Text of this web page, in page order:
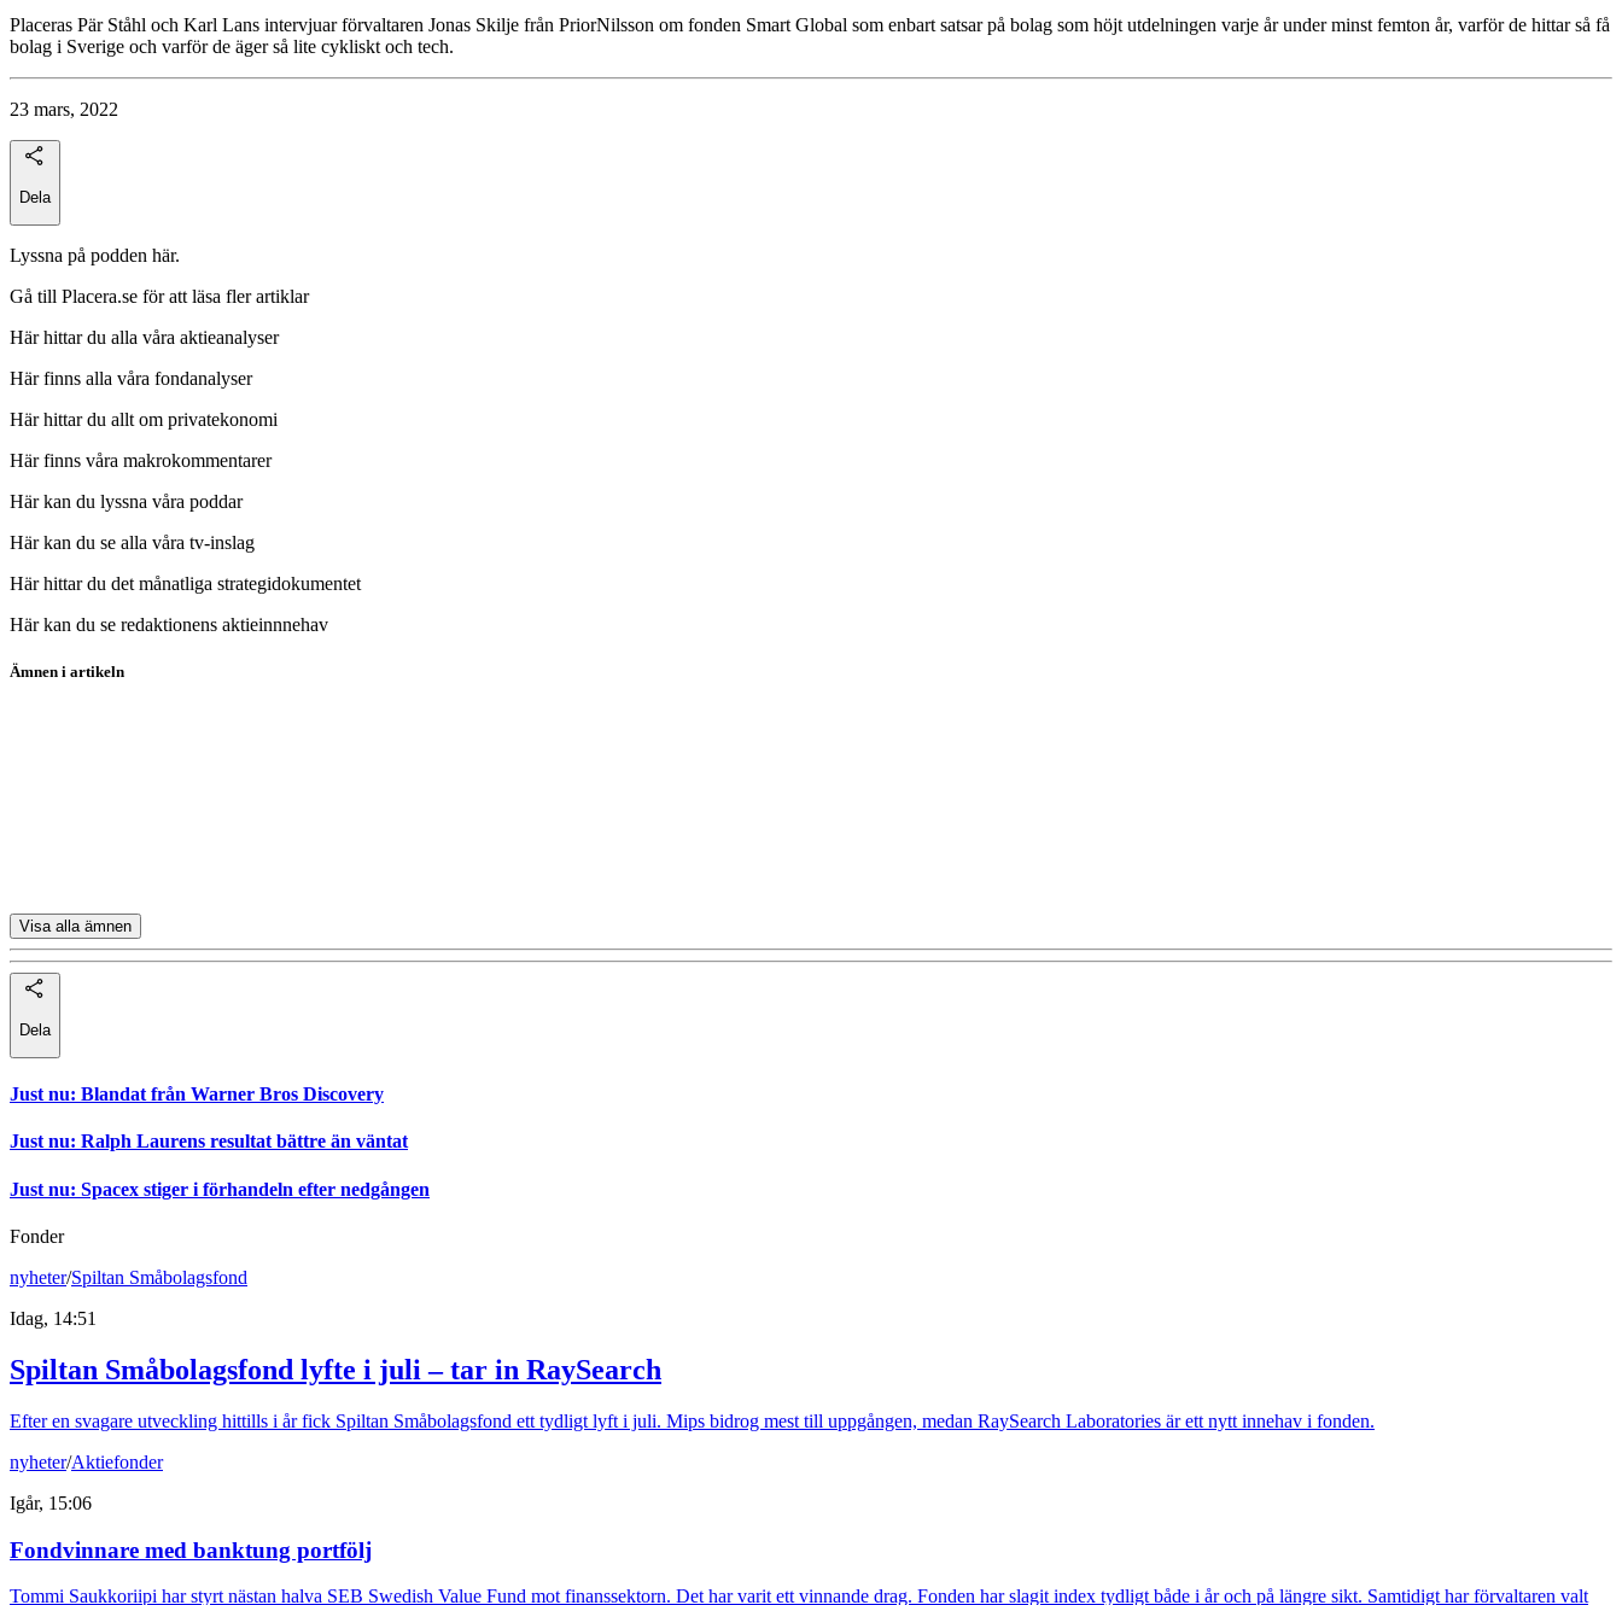
Placeras Pär Ståhl och Karl Lans intervjuar förvaltaren Jonas Skilje från PriorNilsson om fonden Smart Global som enbart satsar på bolag som höjt utdelningen varje år under minst femton år, varför de hittar så få
bolag i Sverige och varför de äger så lite cykliskt och tech.
23 mars, 2022
Dela
Lyssna på podden här.
Gå till Placera.se för att läsa fler artiklar
Här hittar du alla våra aktieanalyser
Här finns alla våra fondanalyser
Här hittar du allt om privatekonomi
Här finns våra makrokommentarer
Här kan du lyssna våra poddar
Här kan du se alla våra tv-inslag
Här hittar du det månatliga strategidokumentet
Här kan du se redaktionens aktieinnnehav
Ämnen i artikeln
Visa alla ämnen
Dela
Just nu: Blandat från Warner Bros Discovery
Just nu: Ralph Laurens resultat bättre än väntat
Just nu: Spacex stiger i förhandeln efter nedgången
Fonder
nyheter/Spiltan Småbolagsfond
Idag, 14:51
Spiltan Småbolagsfond lyfte i juli – tar in RaySearch
Efter en svagare utveckling hittills i år fick Spiltan Småbolagsfond ett tydligt lyft i juli. Mips bidrog mest till uppgången, medan RaySearch Laboratories är ett nytt innehav i fonden.
nyheter/Aktiefonder
Igår, 15:06
Fondvinnare med banktung portfölj
Tommi Saukkoriipi har styrt nästan halva SEB Swedish Value Fund mot finanssektorn. Det har varit ett vinnande drag. Fonden har slagit index tydligt både i år och på längre sikt. Samtidigt har förvaltaren valt